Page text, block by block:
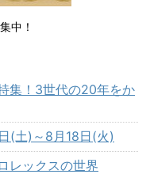
中！
集！3世代の20年をか
(土)～8月18日(火)
レックスの世界